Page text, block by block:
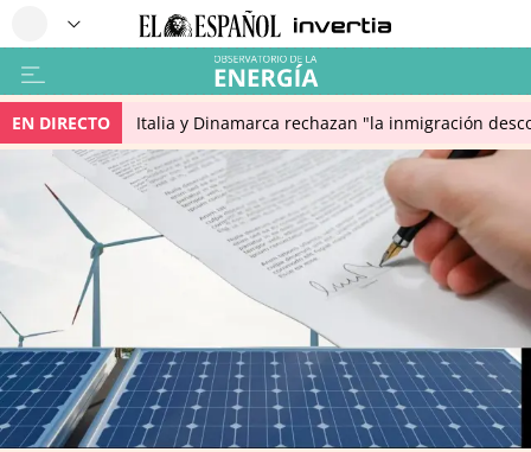
EN DIRECTO Italia y Dinamarca rechazan "la inmigración